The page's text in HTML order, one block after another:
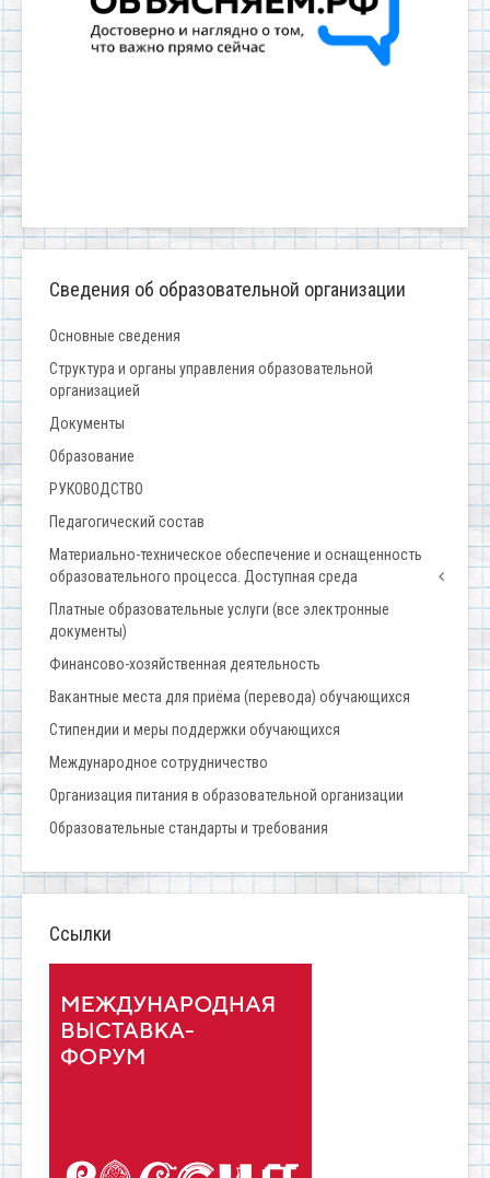
Сведения об образовательной организации
Основные сведения
Структура и органы управления образовательной
организацией
Документы
Образование
РУКОВОДСТВО
Педагогический состав
Материально-техническое обеспечение и оснащенность
образовательного процесса. Доступная среда
Платные образовательные услуги (все электронные
документы)
Финансово-хозяйственная деятельность
Вакантные места для приёма (перевода) обучающихся
Стипендии и меры поддержки обучающихся
Международное сотрудничество
Организация питания в образовательной организации
Образовательные стандарты и требования
Ссылки